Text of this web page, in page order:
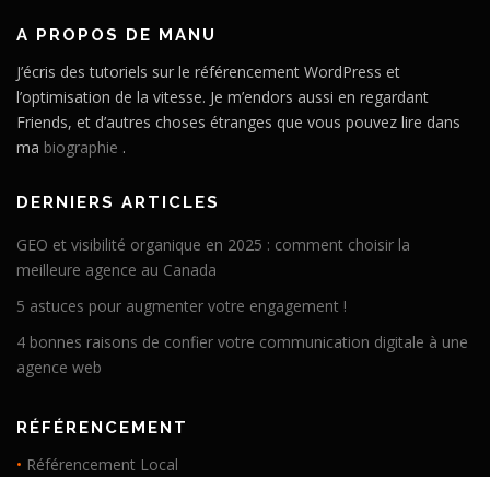
A PROPOS DE MANU
J’écris des tutoriels sur le référencement WordPress et
l’optimisation de la vitesse. Je m’endors aussi en regardant
Friends, et d’autres choses étranges que vous pouvez lire dans
ma biographie .
DERNIERS ARTICLES
GEO et visibilité organique en 2025 : comment choisir la
meilleure agence au Canada
5 astuces pour augmenter votre engagement !
4 bonnes raisons de confier votre communication digitale à une
agence web
RÉFÉRENCEMENT
• Référencement Local